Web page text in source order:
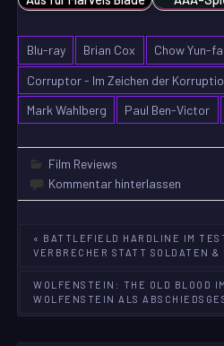
Blu-ray Brian Cox
Chow Yun-
Corruptor - Im Zeichen der
Mark Wahlberg
Paul Ben-Victor
Film Reviews
Kommentar hinterlassen
Beitragsnavigation
« BATTLEFIELD HARDLINE IM
VERBRECHER STATT SOLDATEN &
WOLFENSTEIN: THE OLD BLOOD
WOLFENSTEIN ALS